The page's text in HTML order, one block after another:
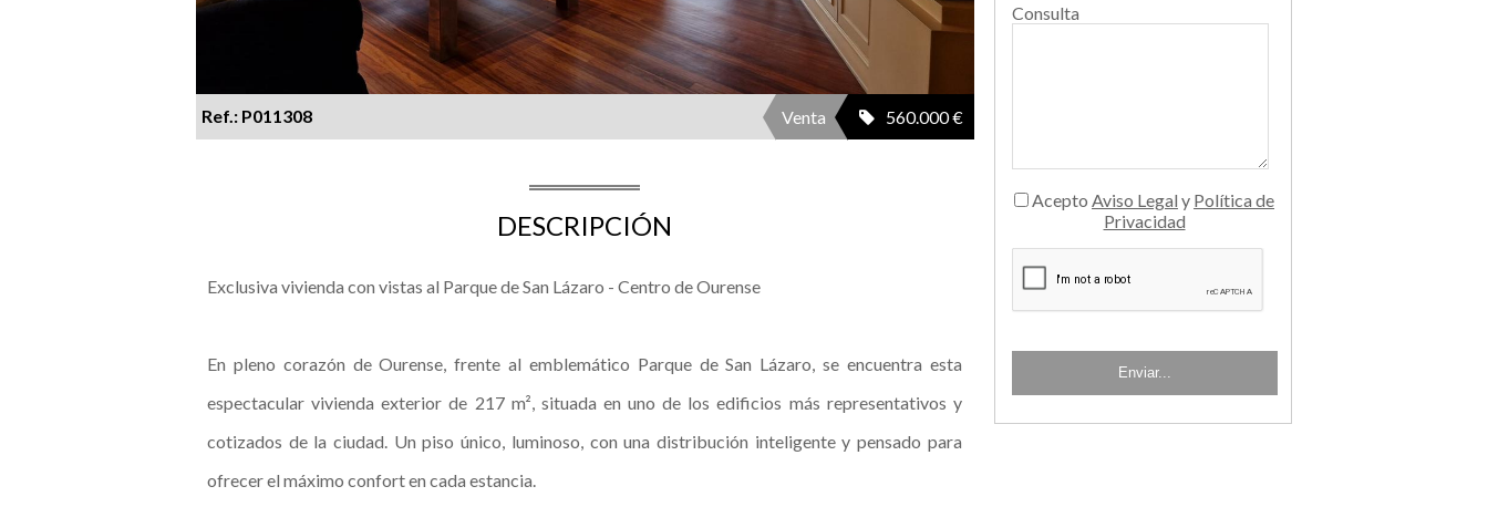
Ref.: P011308 Venta 560.000 €
DESCRIPCIÓN
Exclusiva vivienda con vistas al Parque de San Lázaro - Centro de Ourense
En pleno corazón de Ourense, frente al emblemático Parque de San Lázaro, se encuentra esta
espectacular vivienda exterior de 217 m², situada en uno de los edificios más representativos y
cotizados de la ciudad. Un piso único, luminoso, con una distribución inteligente y pensado para
ofrecer el máximo confort en cada estancia.
Consulta
Acepto Aviso Legal y Política de
Privacidad